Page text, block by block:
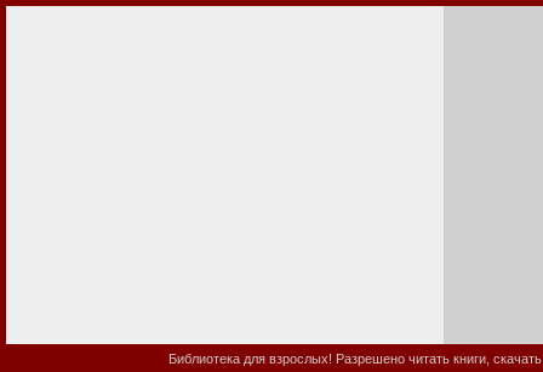
Библиотека для взрослых! Разрешено читать книги,